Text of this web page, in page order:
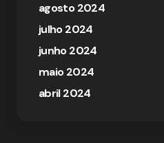
agosto 2024
julho 2024
junho 2024
maio 2024
abril 2024